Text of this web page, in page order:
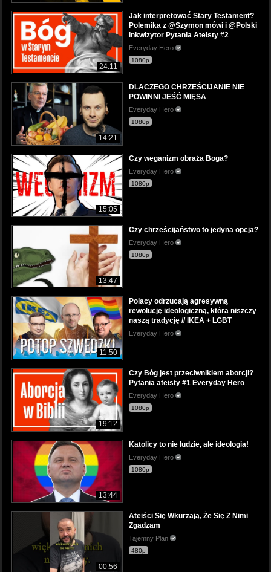
24:11
Jak interpretować Stary Testament?
Polemika z @Szymon mówi i @Polski
Inkwizytor Pytania Ateisty #2
Everyday Hero
1080p
14:21
DLACZEGO CHRZEŚCIJANIE NIE
POWINNI JEŚĆ MIĘSA
Everyday Hero
1080p
15:05
Czy weganizm obraża Boga?
Everyday Hero
1080p
13:47
Czy chrześcijaństwo to jedyna opcja?
Everyday Hero
1080p
11:50
Polacy odrzucają agresywną
rewolucję ideologiczną, która niszczy
naszą tradycję // IKEA + LGBT
Everyday Hero
19:12
Czy Bóg jest przeciwnikiem aborcji?
Pytania ateisty #1 Everyday Hero
Everyday Hero
1080p
13:44
Katolicy to nie ludzie, ale ideologia!
Everyday Hero
1080p
00:56
Ateiści Się Wkurzają, Że Się Z Nimi
Zgadzam
Tajemny Plan
480p